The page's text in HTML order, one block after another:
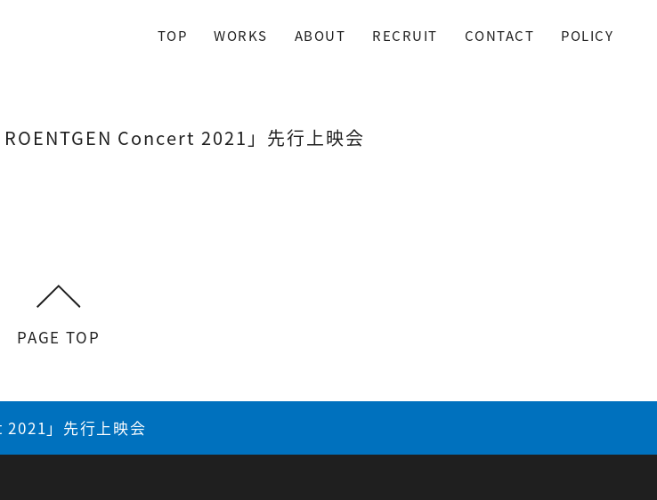
TOP WORKS ABOUT RECRUIT CONTACT POLICY
Concert 2021」先行上映会
PAGE TOP
」先行上映会